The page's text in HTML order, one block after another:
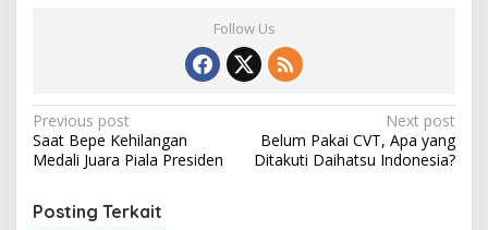
Follow Us
Post
navigation
Previous post
Saat Bepe Kehilangan
Medali Juara Piala Presiden
Next post
Belum Pakai CVT, Apa yang
Ditakuti Daihatsu Indonesia?
Posting Terkait